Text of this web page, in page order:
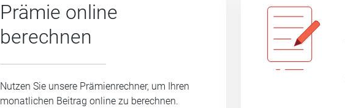
Prämie online
berechnen
Nutzen Sie unsere Prämienrechner, um Ihren
monatlichen Beitrag online zu berechnen.